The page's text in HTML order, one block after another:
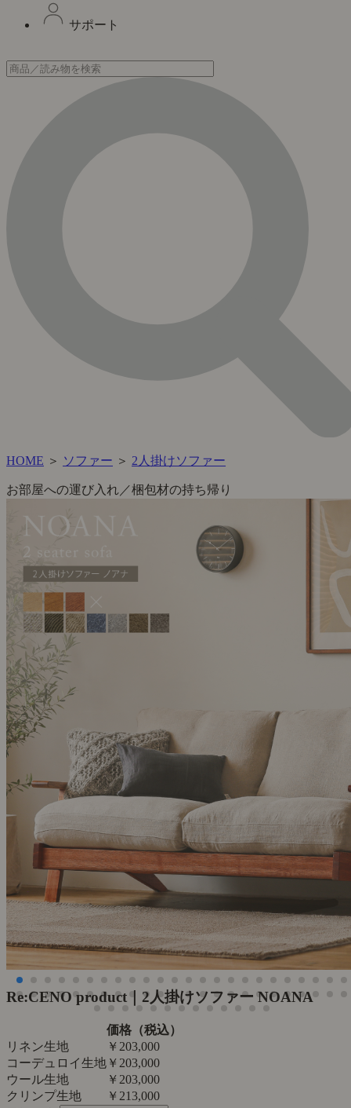
サポート
HOME ＞ ソファー ＞ 2人掛けソファー
お部屋への運び入れ／梱包材の持ち帰り
Re:CENO product｜2人掛けソファー NOANA
価格（税込）
リネン生地
￥203,000
コーデュロイ生地 ￥203,000
ウール生地
￥203,000
クリンプ生地
￥213,000